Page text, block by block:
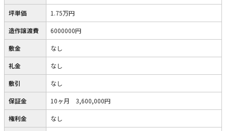
坪単価 1.75万円
造作譲渡費 6000000円
敷金 なし
礼金 なし
敷引 なし
保証金 10ヶ月 3,600,000円
権利金 なし